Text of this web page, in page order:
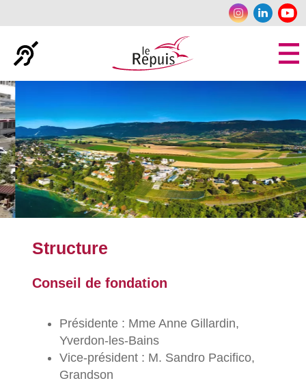
Structure
Conseil de fondation
Présidente : Mme Anne Gillardin,
Yverdon-les-Bains
Vice-président : M. Sandro Pacifico,
Grandson